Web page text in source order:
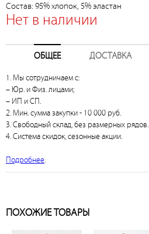
Состав: 95% хлопок, 5% эластан
Нет в наличии
ОБЩЕЕ ДОСТАВКА
1. Мы сотрудничаем с:
– Юр. и Физ. лицами;
– ИП и СП.
2. Мин. сумма закупки - 10 000 руб.
3. Свободный склад, без размерных рядов.
4. Система скидок, сезонные акции.
Подробнее.
ПОХОЖИЕ ТОВАРЫ